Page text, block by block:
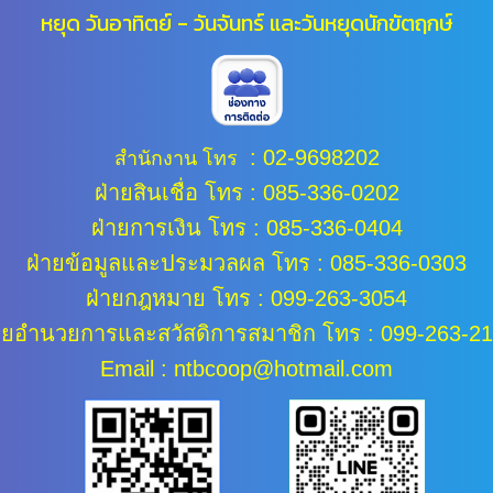
หยุด วันอาทิตย์ - วันจันทร์ และวันหยุดนักขัตฤกษ์
สำนักงาน โทร : 02-9698202
ฝ่ายสินเชื่อ โทร : 085-336-0202
ฝ่ายการเงิน โทร : 085-336-0404
ฝ่ายข้อมูลและประมวลผล โทร : 085-336-0303
ฝ่ายกฎหมาย โทร : 099-263-3054
อำนวยการและสวัสดิการสมาชิก โทร : 099-263-
Email : ntbcoop@hotmail.com